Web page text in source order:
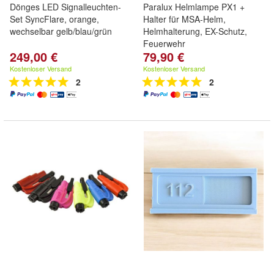
Dönges LED Signalleuchten-
Set SyncFlare, orange,
wechselbar gelb/blau/grün
249,00 €
Kostenloser Versand
2
Paralux Helmlampe PX1 +
Halter für MSA-Helm,
Helmhalterung, EX-Schutz,
Feuerwehr
79,90 €
Kostenloser Versand
2